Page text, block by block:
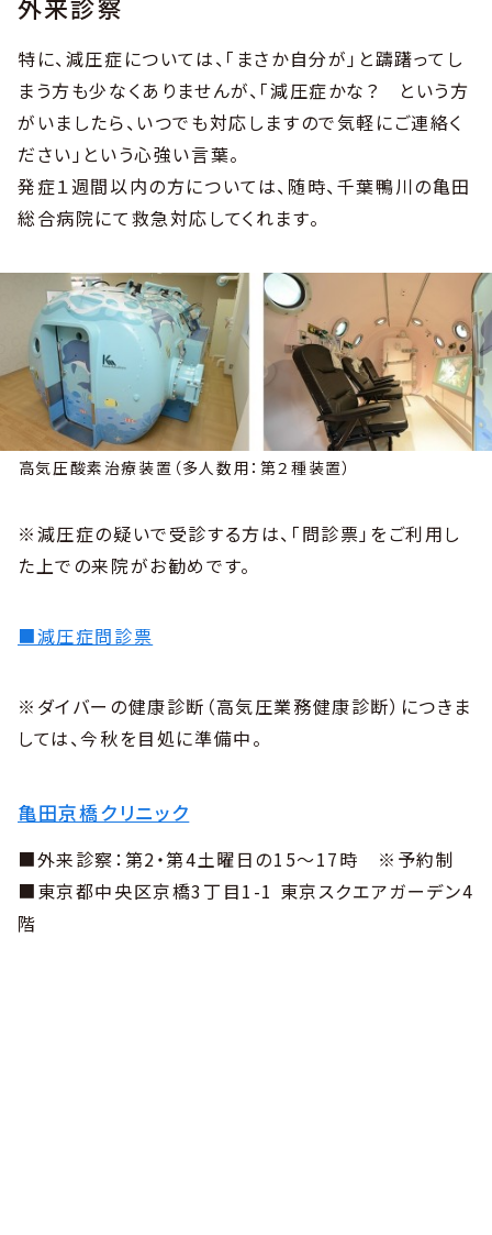
特に、減圧症については、「まさか自分が」と躊躇ってし
まう方も少なくありませんが、「減圧症かな？ という方
がいましたら、いつでも対応しますので気軽にご連絡く
ださい」という心強い言葉。
発症１週間以内の方については、随時、千葉鴨川の亀田
総合病院にて救急対応してくれます。
高気圧酸素治療装置（多人数用：第２種装置）
※減圧症の疑いで受診する方は、「問診票」をご利用し
た上での来院がお勧めです。
■減圧症問診票
※ダイバーの健康診断（高気圧業務健康診断）につきま
しては、今秋を目処に準備中。
亀田京橋クリニック
■外来診察：第2・第4土曜日の15～17時 ※予約制
■東京都中央区京橋3丁目1-1 東京スクエアガーデン4
階